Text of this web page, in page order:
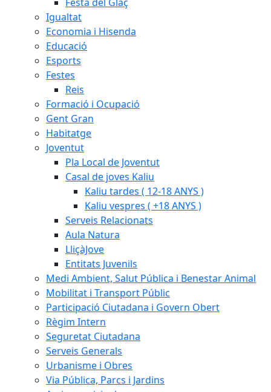
Igualtat
Economia i Hisenda
Educació
Esports
Festes
Reis
Formació i Ocupació
Gent Gran
Habitatge
Joventut
Pla Local de Joventut
Casal de joves Kaliu
Kaliu tardes ( 12-18 ANYS )
Kaliu vespres ( +18 ANYS )
Serveis Relacionats
Aula Natura
LliçàJove
Entitats Juvenils
Medi Ambient, Salut Pública i Benestar Animal
Mobilitat i Transport Públic
Participació Ciutadana i Govern Obert
Règim Intern
Seguretat Ciutadana
Serveis Generals
Urbanisme i Obres
Via Pública, Parcs i Jardins